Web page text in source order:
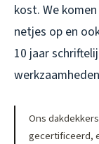
kost. We
netjes op en
10 jaar
Ons
gecertificeerd,